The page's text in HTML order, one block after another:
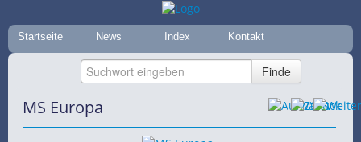
Startseite News Index Kontakt
MS Europa